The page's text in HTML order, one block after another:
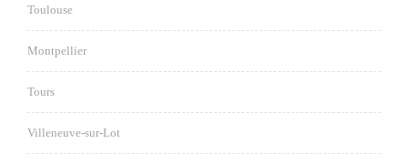
Toulouse
Montpellier
Tours
Villeneuve-sur-Lot